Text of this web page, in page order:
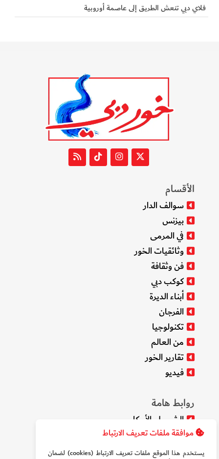
فلاي دبي تنعش الطريق إلى عاصمة أوروبية
موافقة ملفات تعريف الارتباط
يستخدم هذا الموقع ملفات تعريف الارتباط (cookies) لضمان
الأقسام
سوالف الدار
بيزنس
في المرمى
وثائقيات الخور
فن وثقافة
كوكب دبي
أبناء الديرة
الفرجان
تكنولوجيا
من العالم
تقارير الخور
فيديو
روابط هامة
الشروط والأحكام
سياسة الخصوصية
من نحن